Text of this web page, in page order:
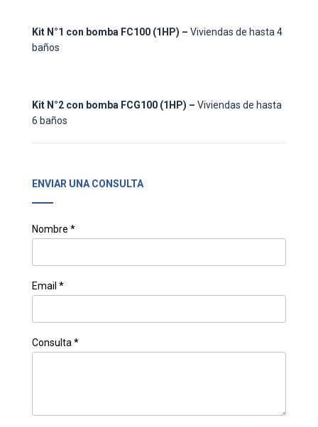
Kit N°1 con bomba FC100 (1HP) – Viviendas de hasta 4
baños
Kit N°2 con bomba FCG100 (1HP) – Viviendas de hasta
6 baños
ENVIAR UNA CONSULTA
Nombre *
Email *
Consulta *